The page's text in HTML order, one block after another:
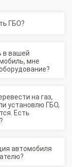
мне
установлю ГБО,
Есть